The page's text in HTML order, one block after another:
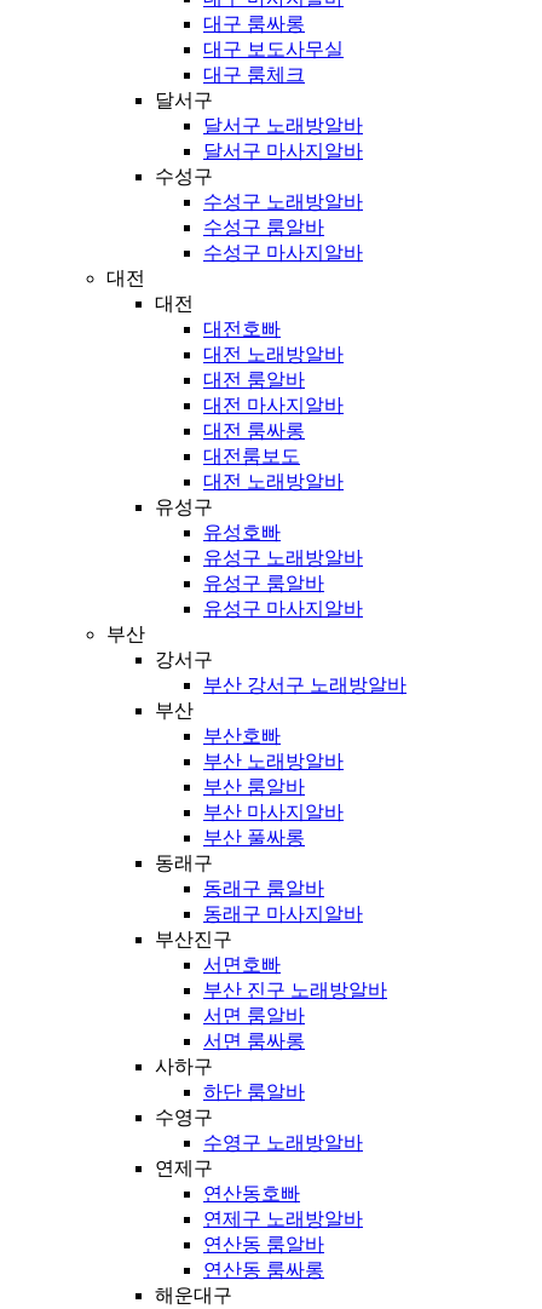
대구 룸싸롱
대구 보도사무실
대구 룸체크
달서구
달서구 노래방알바
달서구 마사지알바
수성구
수성구 노래방알바
수성구 룸알바
수성구 마사지알바
대전
대전
대전호빠
대전 노래방알바
대전 룸알바
대전 마사지알바
대전 룸싸롱
대전룸보도
대전 노래방알바
유성구
유성호빠
유성구 노래방알바
유성구 룸알바
유성구 마사지알바
부산
강서구
부산 강서구 노래방알바
부산
부산호빠
부산 노래방알바
부산 룸알바
부산 마사지알바
부산 풀싸롱
동래구
동래구 룸알바
동래구 마사지알바
부산진구
서면호빠
부산 진구 노래방알바
서면 룸알바
서면 룸싸롱
사하구
하단 룸알바
수영구
수영구 노래방알바
연제구
연산동호빠
연제구 노래방알바
연산동 룸알바
연산동 룸싸롱
해운대구